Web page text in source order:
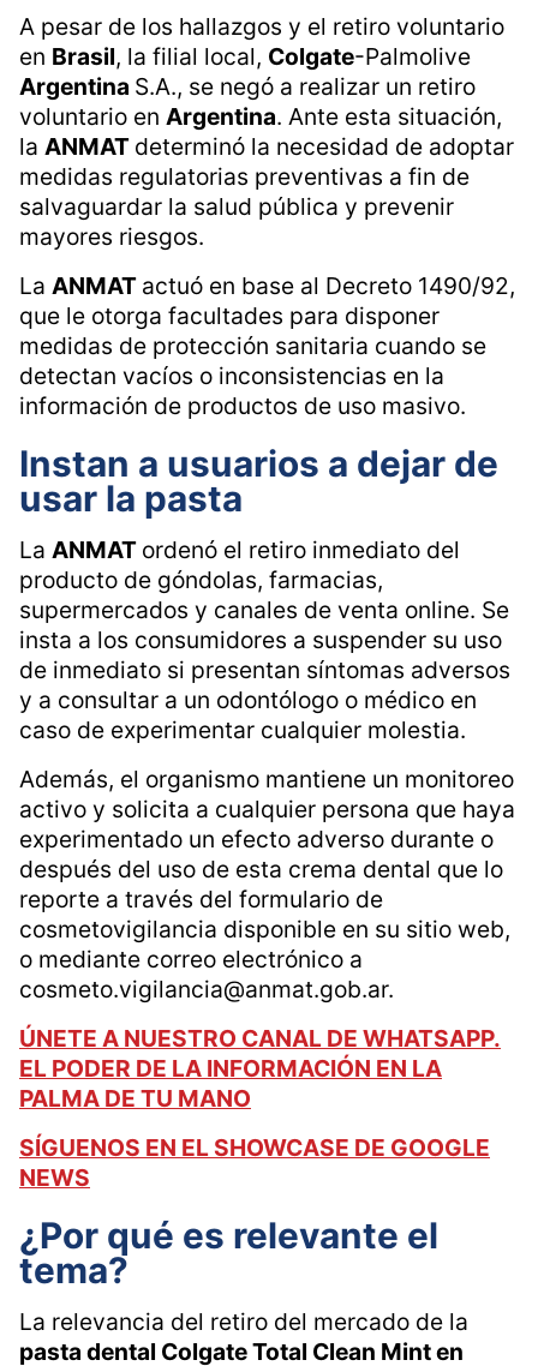
A pesar de los hallazgos y el retiro voluntario
en Brasil, la filial local, Colgate-Palmolive
Argentina S.A., se negó a realizar un retiro
voluntario en Argentina. Ante esta situación,
la ANMAT determinó la necesidad de adoptar
medidas regulatorias preventivas a fin de
salvaguardar la salud pública y prevenir
mayores riesgos.
La ANMAT actuó en base al Decreto 1490/92,
que le otorga facultades para disponer
medidas de protección sanitaria cuando se
detectan vacíos o inconsistencias en la
información de productos de uso masivo.
Instan a usuarios a dejar de
usar la pasta
La ANMAT ordenó el retiro inmediato del
producto de góndolas, farmacias,
supermercados y canales de venta online. Se
insta a los consumidores a suspender su uso
de inmediato si presentan síntomas adversos
y a consultar a un odontólogo o médico en
caso de experimentar cualquier molestia.
Además, el organismo mantiene un monitoreo
activo y solicita a cualquier persona que haya
experimentado un efecto adverso durante o
después del uso de esta crema dental que lo
reporte a través del formulario de
cosmetovigilancia disponible en su sitio web,
o mediante correo electrónico a
cosmeto.vigilancia@anmat.gob.ar.
ÚNETE A NUESTRO CANAL DE WHATSAPP.
EL PODER DE LA INFORMACIÓN EN LA
PALMA DE TU MANO
SÍGUENOS EN EL SHOWCASE DE GOOGLE
NEWS
¿Por qué es relevante el
tema?
La relevancia del retiro del mercado de la
pasta dental Colgate Total Clean Mint en